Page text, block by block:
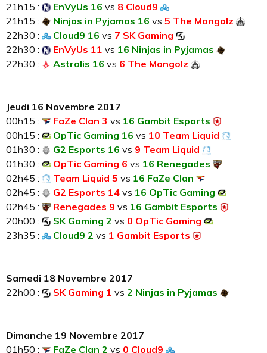
21h15 :
EnVyUs 16 vs 8 Cloud9
21h15 :
Ninjas in Pyjamas 16 vs 5 The Mongolz
22h30 :
Cloud9 16 vs 7 SK Gaming
22h30 :
EnVyUs 11 vs 16 Ninjas in Pyjamas
22h30 :
Astralis 16 vs 6 The Mongolz
Jeudi 16 Novembre 2017
00h15 :
FaZe Clan 3 vs 16 Gambit Esports
00h15 :
OpTic Gaming 16 vs 10 Team Liquid
01h30 :
G2 Esports 16 vs 9 Team Liquid
01h30 :
OpTic Gaming 6 vs 16 Renegades
02h45 :
Team Liquid 5 vs 16 FaZe Clan
02h45 :
G2 Esports 14 vs 16 OpTic Gaming
02h45 :
Renegades 9 vs 16 Gambit Esports
20h00 :
SK Gaming 2 vs 0 OpTic Gaming
23h35 :
Cloud9 2 vs 1 Gambit Esports
Samedi 18 Novembre 2017
22h00 :
SK Gaming 1 vs 2 Ninjas in Pyjamas
Dimanche 19 Novembre 2017
01h50 :
FaZe Clan 2 vs 0 Cloud9